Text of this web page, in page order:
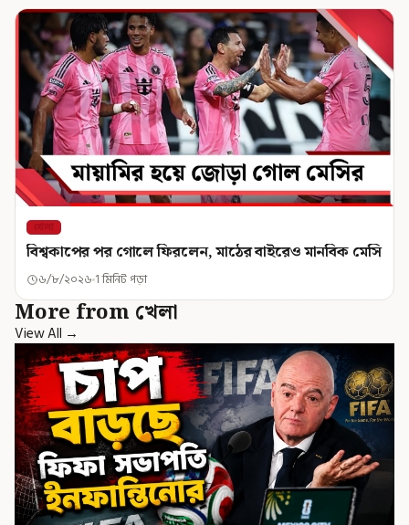
খেলা
বিশ্বকাপের পর গোলে ফিরলেন, মাঠের বাইরেও মানবিক মেসি
৬/৮/২০২৬ 1 মিনিট পড়া
More from খেলা
View All →